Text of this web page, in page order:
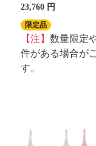
23,760 円
限定品
【注】 数量限定
件がある場合が
す。